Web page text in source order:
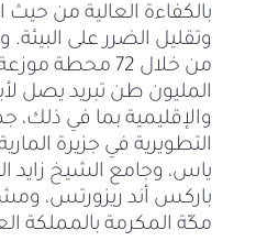
بالكفاءة العالية من
وتقليل الضرر على البيئة.
من خلال 72
المليون طن تبريد يصل
والإقليمية بما في ذلك،
التطويرية في جزيرة
ياس، وجامع الشيخ زايد
باركس أند ريزورتس،
مكّة المكرمة بالمملكة